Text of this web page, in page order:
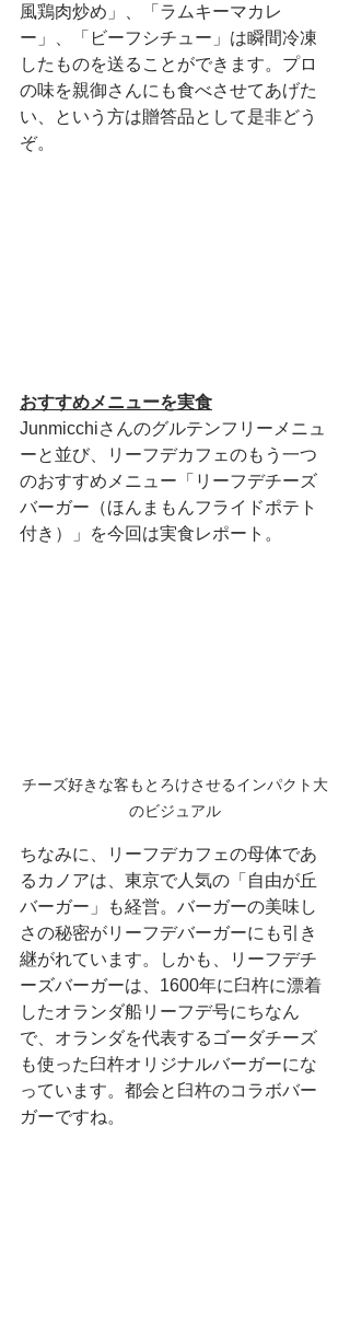
風鶏肉炒め」、「ラムキーマカレ
ー」、「ビーフシチュー」は瞬間冷凍
したものを送ることができます。プロ
の味を親御さんにも食べさせてあげた
い、という方は贈答品として是非どう
ぞ。
おすすめメニューを実食
Junmicchiさんのグルテンフリーメニュ
ーと並び、リーフデカフェのもう一つ
のおすすめメニュー「リーフデチーズ
バーガー（ほんまもんフライドポテト
付き）」を今回は実食レポート。
チーズ好きな客もとろけさせるインパクト大
のビジュアル
ちなみに、リーフデカフェの母体であ
るカノアは、東京で人気の「自由が丘
バーガー」も経営。バーガーの美味し
さの秘密がリーフデバーガーにも引き
継がれています。しかも、リーフデチ
ーズバーガーは、1600年に臼杵に漂着
したオランダ船リーフデ号にちなん
で、オランダを代表するゴーダチーズ
も使った臼杵オリジナルバーガーにな
っています。都会と臼杵のコラボバー
ガーですね。